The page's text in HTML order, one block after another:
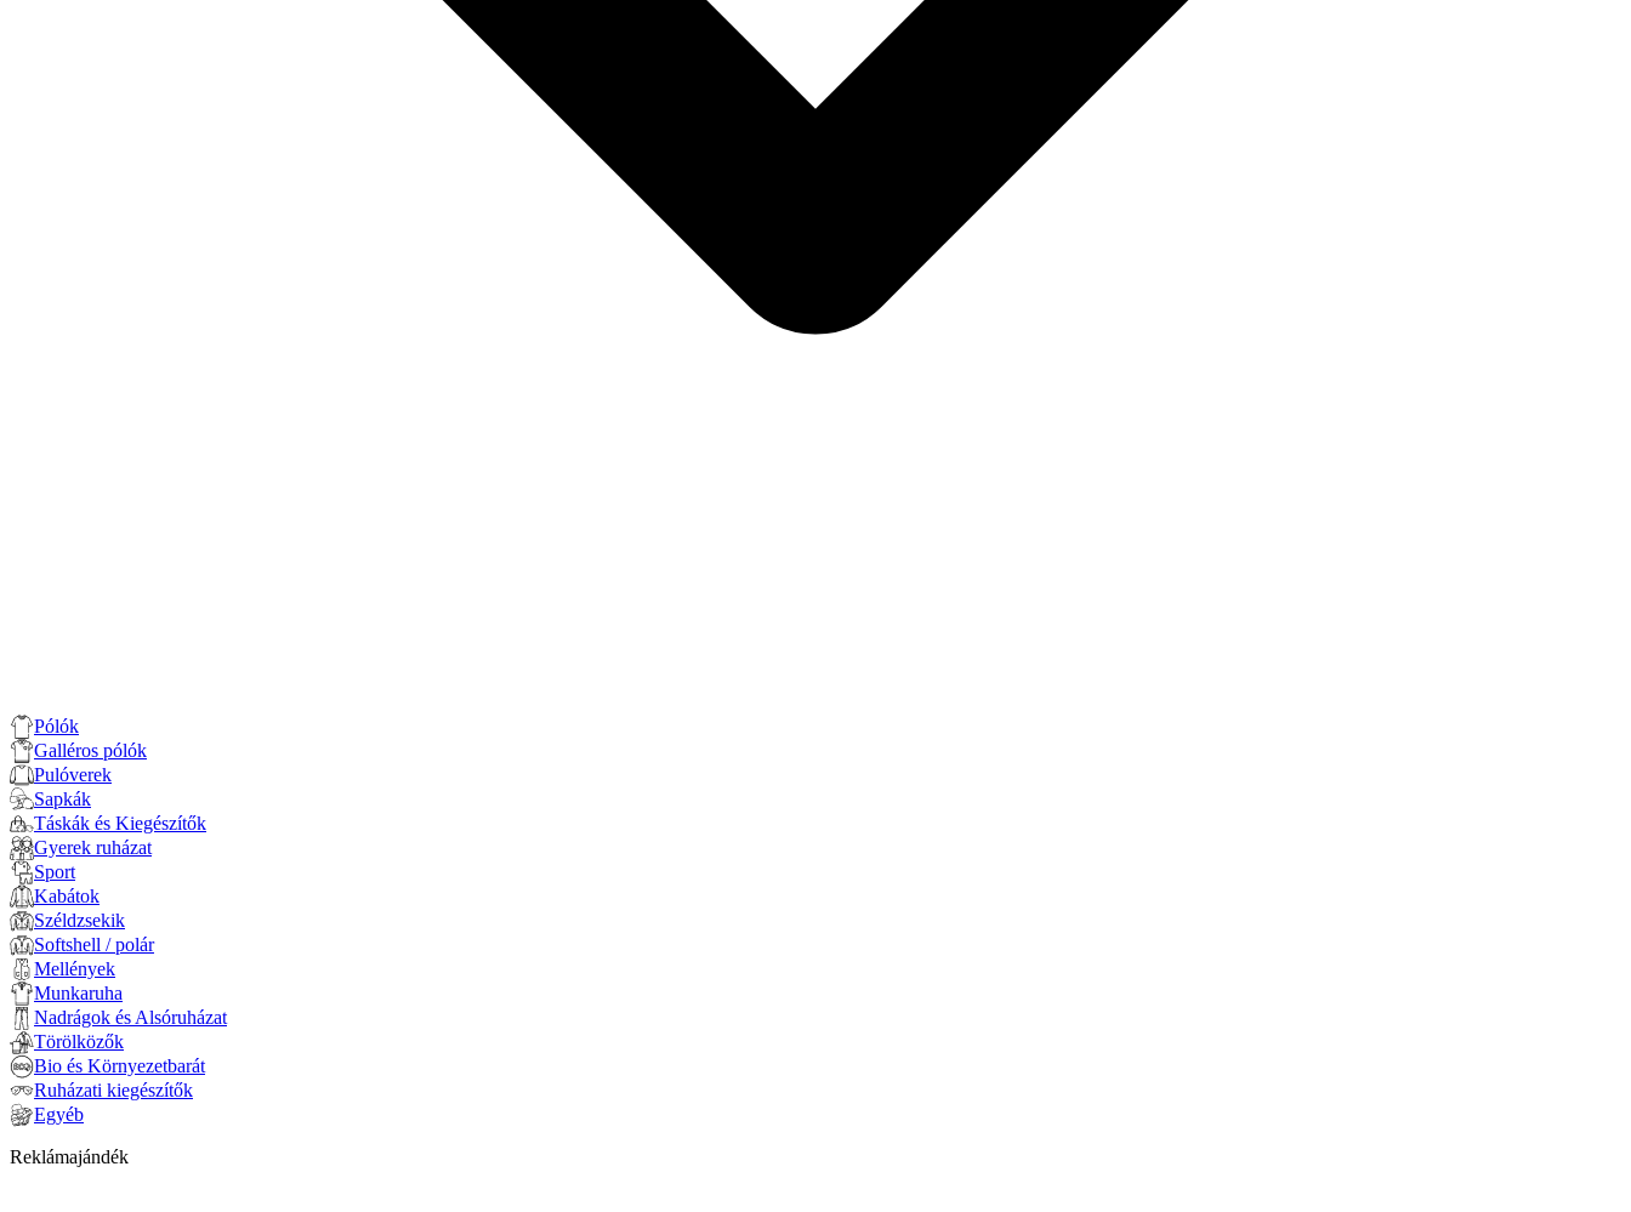
Pólók
Galléros pólók
Pulóverek
Sapkák
Táskák és Kiegészítők
Gyerek ruházat
Sport
Kabátok
Széldzsekik
Softshell / polár
Mellények
Munkaruha
Nadrágok és Alsóruházat
Törölközők
Bio és Környezetbarát
Ruházati kiegészítők
Egyéb
Reklámajándék